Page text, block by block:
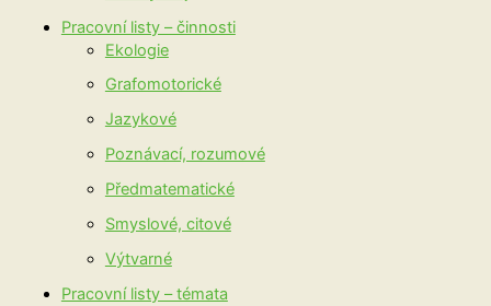
Pracovní listy – činnosti
Ekologie
Grafomotorické
Jazykové
Poznávací, rozumové
Předmatematické
Smyslové, citové
Výtvarné
Pracovní listy – témata